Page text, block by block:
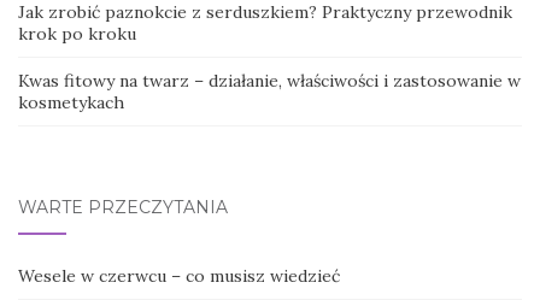
Jak zrobić paznokcie z serduszkiem? Praktyczny przewodnik
krok po kroku
Kwas fitowy na twarz – działanie, właściwości i zastosowanie w
kosmetykach
WARTE PRZECZYTANIA
Wesele w czerwcu – co musisz wiedzieć